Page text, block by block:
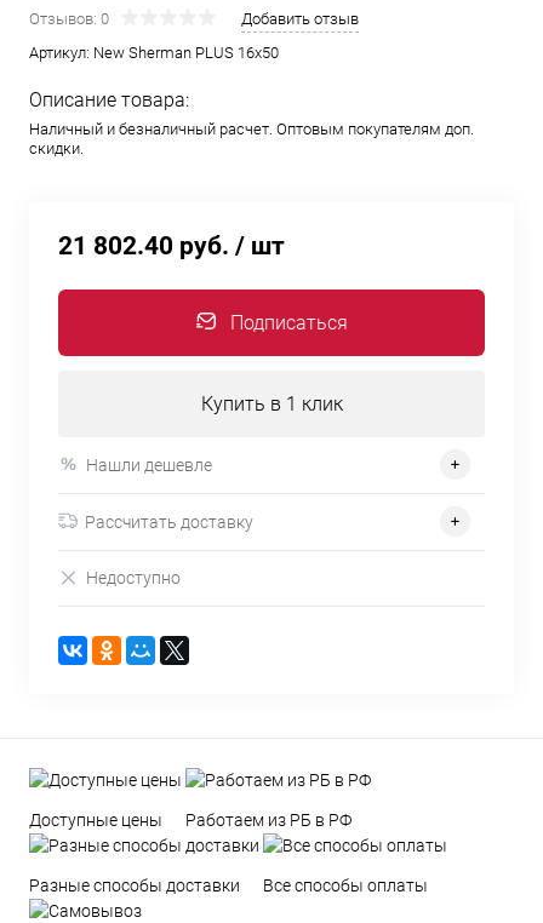
Отзывов: 0
Добавить отзыв
Артикул: New Sherman PLUS 16x50
Описание товара:
Наличный и безналичный расчет. Оптовым покупателям доп.
скидки.
21 802.40 руб. / шт
Подписаться
Купить в 1 клик
Нашли дешевле
Рассчитать доставку
Недоступно
Доступные цены Работаем из РБ в РФ
Разные способы доставки Все способы оплаты